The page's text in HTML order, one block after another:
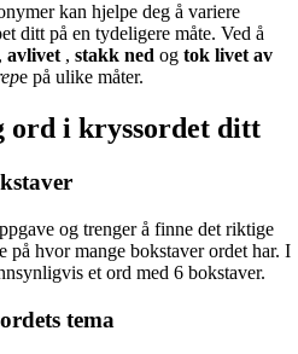
kan hjelpe deg å variere
ditt på en tydeligere måte. Ved å
, avlivet, stakk ned og tok livet av
e på ulike måter.
i kryssordet ditt
og trenger å finne det riktige
på hvor mange bokstaver ordet har. I
et ord med 6 bokstaver.
tema